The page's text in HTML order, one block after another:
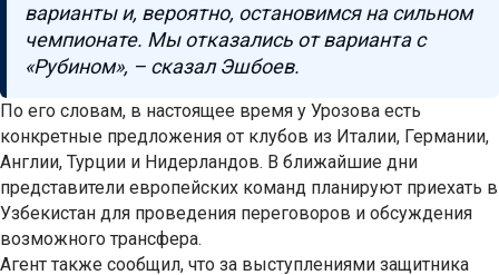
варианты и, вероятно, остановимся на сильном
чемпионате. Мы отказались от варианта с
«Рубином», – сказал Эшбоев.
По его словам, в настоящее время у Урозова есть
конкретные предложения от клубов из Италии, Германии,
Англии, Турции и Нидерландов. В ближайшие дни
представители европейских команд планируют приехать в
Узбекистан для проведения переговоров и обсуждения
возможного трансфера.
Агент также сообщил, что за выступлениями защитника